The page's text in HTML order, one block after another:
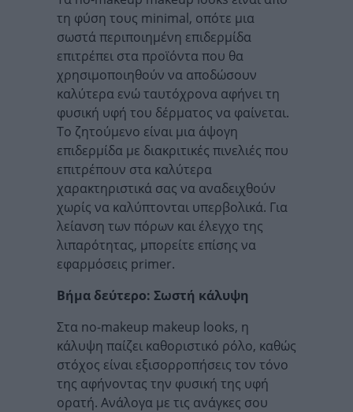
τη φύση τους minimal, οπότε μια
σωστά περιποιημένη επιδερμίδα
επιτρέπει στα προϊόντα που θα
χρησιμοποιηθούν να αποδώσουν
καλύτερα ενώ ταυτόχρονα αφήνει τη
φυσική υφή του δέρματος να φαίνεται.
Το ζητούμενο είναι μια άψογη
επιδερμίδα με διακριτικές πινελιές που
επιτρέπουν στα καλύτερα
χαρακτηριστικά σας να αναδειχθούν
χωρίς να καλύπτονται υπερβολικά. Για
λείανση των πόρων και έλεγχο της
λιπαρότητας, μπορείτε επίσης να
εφαρμόσεις primer.
Βήμα δεύτερο: Σωστή κάλυψη
Στα no-makeup makeup looks, η
κάλυψη παίζει καθοριστικό ρόλο, καθώς
στόχος είναι εξισορροπήσεις τον τόνο
της αφήνοντας την φυσική της υφή
ορατή. Ανάλογα με τις ανάγκες σου